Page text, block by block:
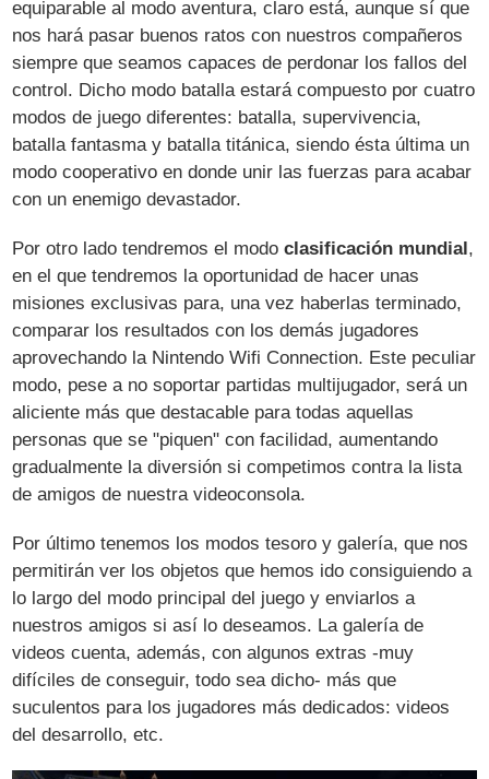
equiparable al modo aventura, claro está, aunque sí que
nos hará pasar buenos ratos con nuestros compañeros
siempre que seamos capaces de perdonar los fallos del
control. Dicho modo batalla estará compuesto por cuatro
modos de juego diferentes: batalla, supervivencia,
batalla fantasma y batalla titánica, siendo ésta última un
modo cooperativo en donde unir las fuerzas para acabar
con un enemigo devastador.
Por otro lado tendremos el modoclasificación mundial,
en el que tendremos la oportunidad de hacer unas
misiones exclusivas para, una vez haberlas terminado,
comparar los resultados con los demás jugadores
aprovechando la Nintendo Wifi Connection. Este peculiar
modo, pese a no soportar partidas multijugador, será un
aliciente más que destacable para todas aquellas
personas que se "piquen" con facilidad, aumentando
gradualmente la diversión si competimos contra la lista
de amigos de nuestra videoconsola.
Por último tenemos los modos tesoro y galería, que nos
permitirán ver los objetos que hemos ido consiguiendo a
lo largo del modo principal del juego y enviarlos a
nuestros amigos si así lo deseamos. La galería de
videos cuenta, además, con algunos extras -muy
difíciles de conseguir, todo sea dicho- más que
suculentos para los jugadores más dedicados: videos
del desarrollo, etc.